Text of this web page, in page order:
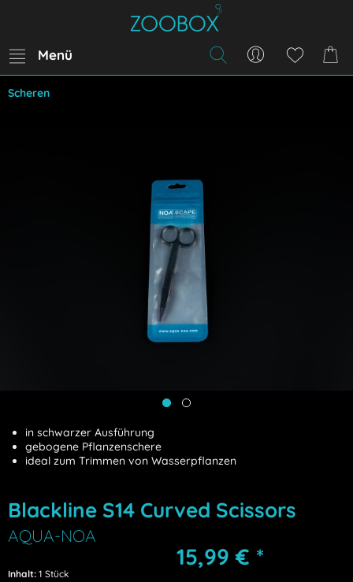
Menü
Scheren
in schwarzer Ausführung
gebogene Pflanzenschere
ideal zum Trimmen von Wasserpflanzen
Blackline S14 Curved Scissors
AQUA-NOA
15,99 € *
Inhalt: 1 Stück